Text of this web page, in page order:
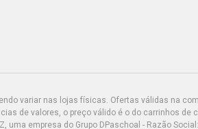
variar nas lojas físicas. Ofertas válidas na
de valores, o preço válido é o do carrinhos
uma empresa do Grupo DPaschoal - Razão